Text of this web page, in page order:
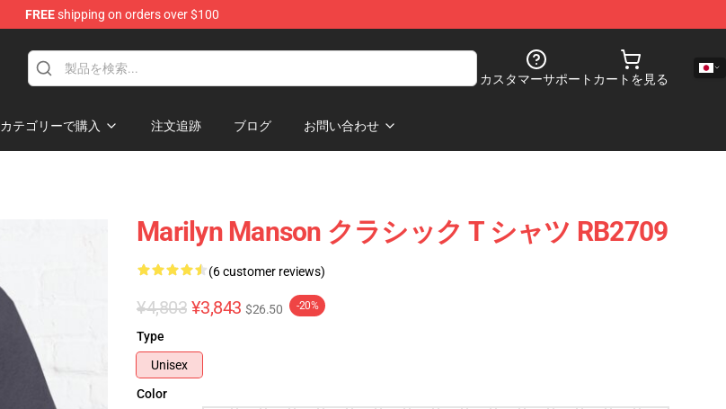
FREEshipping on orders over $100
カスタマーサポート カートを見る
カテゴリーで購入 注文追跡 ブログ お問い合わせ
Marilyn Manson クラシック T シャツ RB2709
(6 customer reviews)
¥4,803 ¥3,843 $26.50 -20%
Type
Unisex
Color